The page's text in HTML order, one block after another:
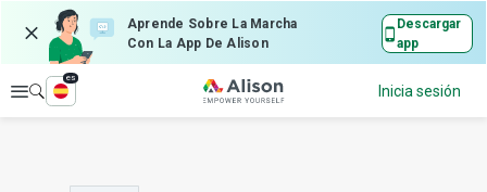
Aprende Sobre La Marcha
Con La App De Alison
Descargar
app
Explorar
es
Inicia sesión